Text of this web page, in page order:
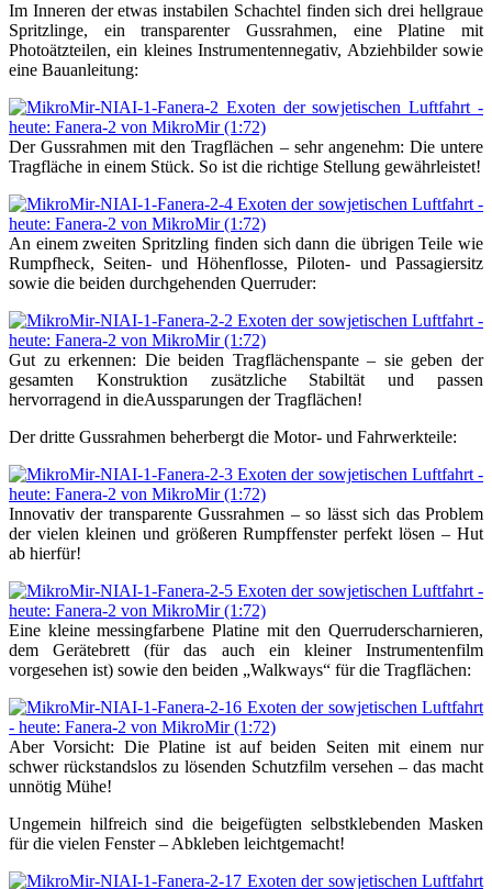
Im Inneren der etwas instabilen Schachtel finden sich drei hellgraue
Spritzlinge, ein transparenter Gussrahmen, eine Platine mit
Photoätzteilen, ein kleines Instrumentennegativ, Abziehbilder sowie
eine Bauanleitung:
Der Gussrahmen mit den Tragflächen – sehr angenehm: Die untere
Tragfläche in einem Stück. So ist die richtige Stellung gewährleistet!
An einem zweiten Spritzling finden sich dann die übrigen Teile wie
Rumpfheck, Seiten- und Höhenflosse, Piloten- und Passagiersitz
sowie die beiden durchgehenden Querruder:
Gut zu erkennen: Die beiden Tragflächenspante – sie geben der
gesamten Konstruktion zusätzliche Stabiltät und passen
hervorragend in dieAussparungen der Tragflächen!
Der dritte Gussrahmen beherbergt die Motor- und Fahrwerkteile:
Innovativ der transparente Gussrahmen – so lässt sich das Problem
der vielen kleinen und größeren Rumpffenster perfekt lösen – Hut
ab hierfür!
Eine kleine messingfarbene Platine mit den Querruderscharnieren,
dem Gerätebrett (für das auch ein kleiner Instrumentenfilm
vorgesehen ist) sowie den beiden „Walkways“ für die Tragflächen:
Aber Vorsicht: Die Platine ist auf beiden Seiten mit einem nur
schwer rückstandslos zu lösenden Schutzfilm versehen – das macht
unnötig Mühe!
Ungemein hilfreich sind die beigefügten selbstklebenden Masken
für die vielen Fenster – Abkleben leichtgemacht!